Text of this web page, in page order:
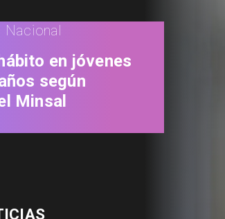
Nacional
en jóvenes
según
Minsal